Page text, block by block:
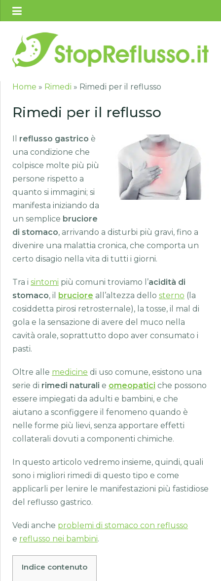
Home » Rimedi » Rimedi per il reflusso
Rimedi per il reflusso
Il reflusso gastrico è
una condizione che
colpisce molte più più
persone rispetto a
quanto si immagini; si
manifesta iniziando da
un semplice bruciore
di stomaco, arrivando a disturbi più gravi, fino a
divenire una malattia cronica, che comporta un
certo disagio nella vita di tutti i giorni.
Tra i sintomi più comuni troviamo l’acidità di
stomaco, il bruciore all’altezza dello sterno (la
cosiddetta pirosi retrosternale), la tosse, il mal di
gola e la sensazione di avere del muco nella
cavità orale, soprattutto dopo aver consumato i
pasti.
Oltre alle medicine di uso comune, esistono una
serie di rimedi naturali e omeopatici che possono
essere impiegati da adulti e bambini, e che
aiutano a sconfiggere il fenomeno quando è
nelle forme più lievi, senza apportare effetti
collaterali dovuti a componenti chimiche.
In questo articolo vedremo insieme, quindi, quali
sono i migliori rimedi di questo tipo e come
applicarli per lenire le manifestazioni più fastidiose
del reflusso gastrico.
Vedi anche problemi di stomaco con reflusso
e reflusso nei bambini.
Indice contenuto